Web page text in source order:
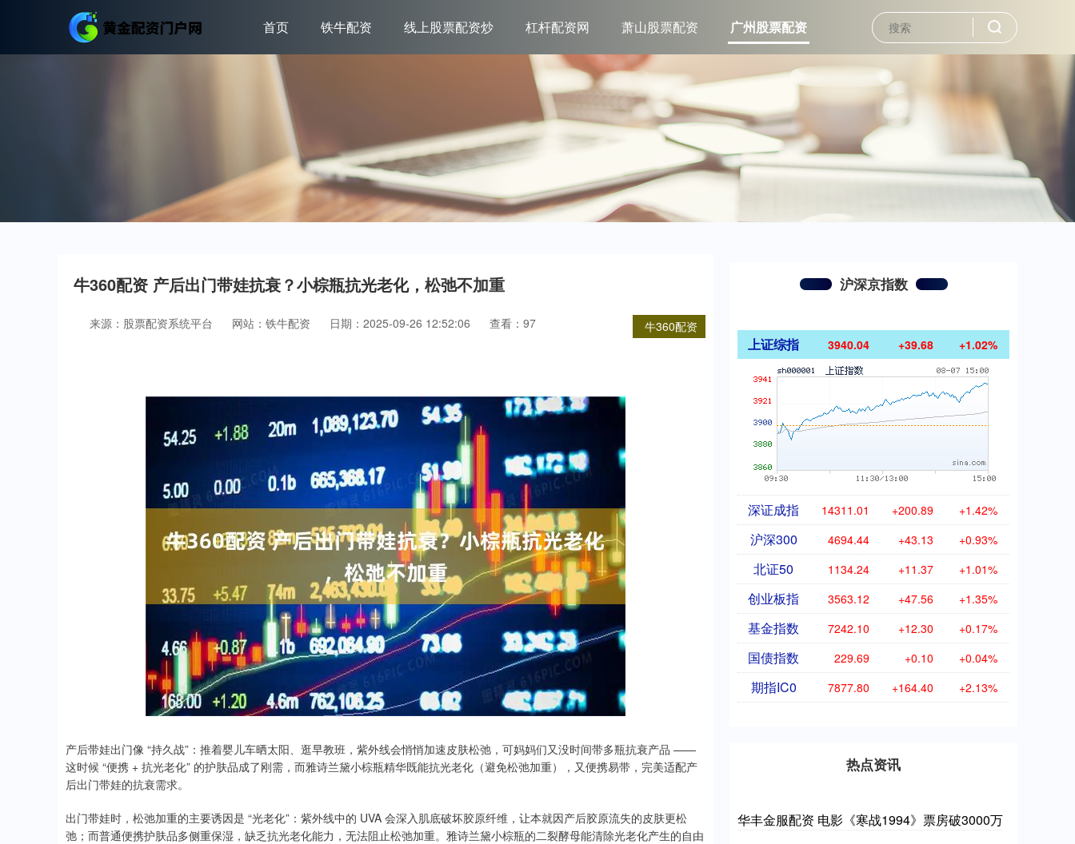
首页 铁牛配资 线上股票配资炒 杠杆配资网 萧山股票配资 广州股票配资
牛360配资 产后出门带娃抗衰？小棕瓶抗光老化，松弛不加重
牛360配资
来源：股票配资系统平台 网站：铁牛配资 日期：2025-09-26 12:52:06 查看：97
产后带娃出门像 “持久战”：推着婴儿车晒太阳、逛早教班，紫外线会悄悄加速皮肤松弛，可妈妈们又没时间带多瓶抗衰产品 ——
这时候 “便携 + 抗光老化” 的护肤品成了刚需，而雅诗兰黛小棕瓶精华既能抗光老化（避免松弛加重），又便携易带，完美适配产
后出门带娃的抗衰需求。
出门带娃时，松弛加重的主要诱因是 “光老化”：紫外线中的 UVA 会深入肌底破坏胶原纤维，让本就因产后胶原流失的皮肤更松
弛；而普通便携护肤品多侧重保湿，缺乏抗光老化能力，无法阻止松弛加重。雅诗兰黛小棕瓶的二裂酵母能清除光老化产生的自由
沪深京指数
上证综指 3940.04 +39.68 +1.02%
深证成指 14311.01 +200.89 +1.42%
沪深300 4694.44 +43.13 +0.93%
北证50 1134.24 +11.37 +1.01%
创业板指 3563.12 +47.56 +1.35%
基金指数 7242.10 +12.30 +0.17%
国债指数 229.69 +0.10 +0.04%
期指IC0 7877.80 +164.40 +2.13%
热点资讯
华丰金服配资 电影《寒战1994》票房破3000万